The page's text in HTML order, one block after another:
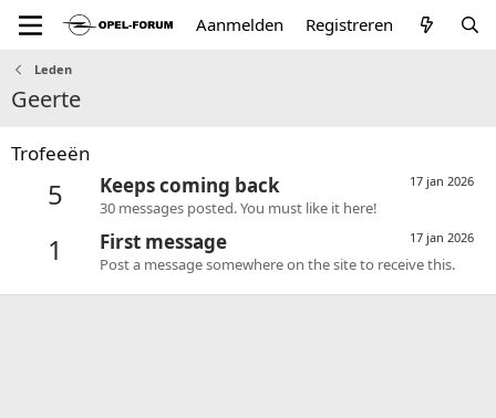
Aanmelden Registreren
Leden
Geerte
Trofeeën
5 17 jan 2026
Keeps coming back
30 messages posted. You must like it here!
1 17 jan 2026
First message
Post a message somewhere on the site to receive this.